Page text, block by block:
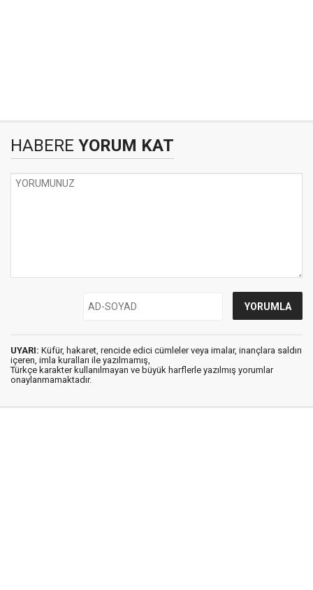
HABERE YORUM KAT
UYARI: Küfür, hakaret, rencide edici cümleler veya imalar, inançlara saldırı
içeren, imla kuralları ile yazılmamış,
Türkçe karakter kullanılmayan ve büyük harflerle yazılmış yorumlar
onaylanmamaktadır.